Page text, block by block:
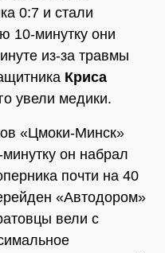
0:7 и стали
10-минутку они
из-за травмы
Криса
увели медики.
«Цмоки-Минск»
он набрал
почти на 40
«Автодором»
вели с